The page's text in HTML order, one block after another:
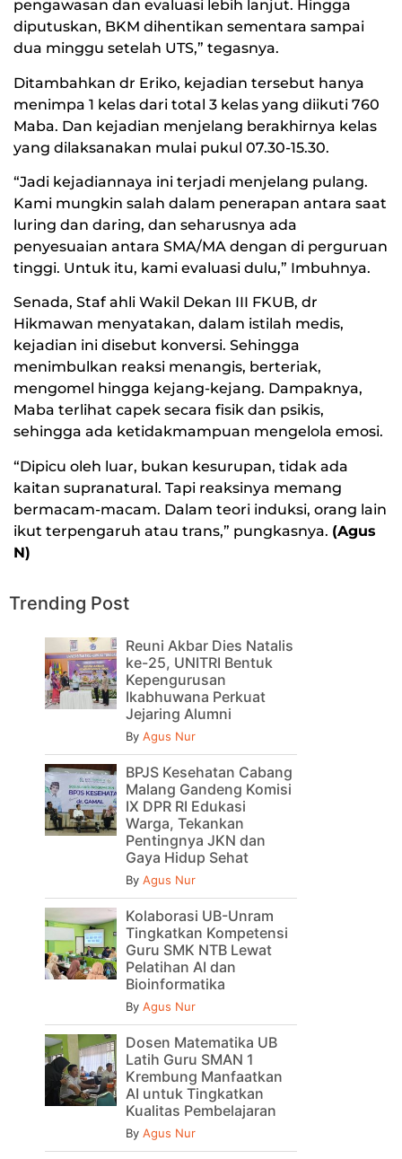
pengawasan dan evaluasi lebih lanjut. Hingga
diputuskan, BKM dihentikan sementara sampai
dua minggu setelah UTS,” tegasnya.
Ditambahkan dr Eriko, kejadian tersebut hanya
menimpa 1 kelas dari total 3 kelas yang diikuti 760
Maba. Dan kejadian menjelang berakhirnya kelas
yang dilaksanakan mulai pukul 07.30-15.30.
“Jadi kejadiannaya ini terjadi menjelang pulang.
Kami mungkin salah dalam penerapan antara saat
luring dan daring, dan seharusnya ada
penyesuaian antara SMA/MA dengan di perguruan
tinggi. Untuk itu, kami evaluasi dulu,” Imbuhnya.
Senada, Staf ahli Wakil Dekan III FKUB, dr
Hikmawan menyatakan, dalam istilah medis,
kejadian ini disebut konversi. Sehingga
menimbulkan reaksi menangis, berteriak,
mengomel hingga kejang-kejang. Dampaknya,
Maba terlihat capek secara fisik dan psikis,
sehingga ada ketidakmampuan mengelola emosi.
“Dipicu oleh luar, bukan kesurupan, tidak ada
kaitan supranatural. Tapi reaksinya memang
bermacam-macam. Dalam teori induksi, orang lain
ikut terpengaruh atau trans,” pungkasnya. (Agus
N)
Trending Post
Reuni Akbar Dies Natalis
ke-25, UNITRI Bentuk
Kepengurusan
Ikabhuwana Perkuat
Jejaring Alumni
By Agus Nur
BPJS Kesehatan Cabang
Malang Gandeng Komisi
IX DPR RI Edukasi
Warga, Tekankan
Pentingnya JKN dan
Gaya Hidup Sehat
By Agus Nur
Kolaborasi UB-Unram
Tingkatkan Kompetensi
Guru SMK NTB Lewat
Pelatihan AI dan
Bioinformatika
By Agus Nur
Dosen Matematika UB
Latih Guru SMAN 1
Krembung Manfaatkan
AI untuk Tingkatkan
Kualitas Pembelajaran
By Agus Nur